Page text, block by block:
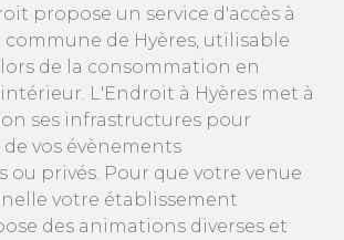
propose un service d'accès à
de Hyères, utilisable
de la consommation en
L'Endroit à Hyères met à
ses infrastructures pour
vos évènements
ou privés. Pour que votre venue
votre établissement
des animations diverses et